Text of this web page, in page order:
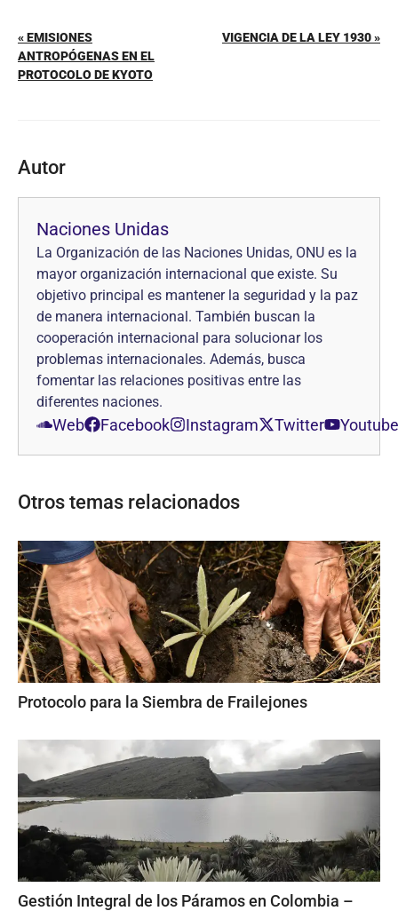
« EMISIONES
ANTROPÓGENAS EN EL
PROTOCOLO DE KYOTO
VIGENCIA DE LA LEY 1930 »
Autor
Naciones Unidas
La Organización de las Naciones Unidas, ONU es la
mayor organización internacional que existe. Su
objetivo principal es mantener la seguridad y la paz
de manera internacional. También buscan la
cooperación internacional para solucionar los
problemas internacionales. Además, busca
fomentar las relaciones positivas entre las
diferentes naciones.
Web Facebook Instagram Twitter Youtube
Otros temas relacionados
Protocolo para la Siembra de Frailejones
Gestión Integral de los Páramos en Colombia –